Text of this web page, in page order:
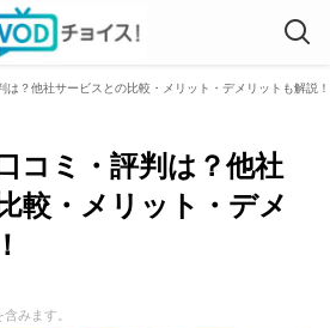
は？他社サービスとの比較・メリット・デメリットも解説！
コミ・評判は？他社
較・メリット・デメ
みます。